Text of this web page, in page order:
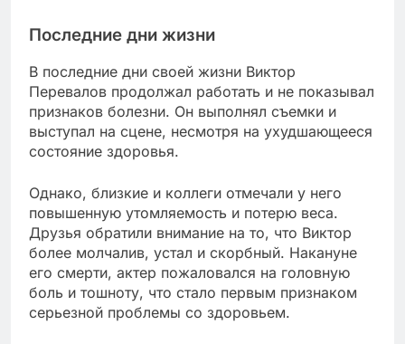
Последние дни жизни
В последние дни своей жизни Виктор
Перевалов продолжал работать и не показывал
признаков болезни. Он выполнял съемки и
выступал на сцене, несмотря на ухудшающееся
состояние здоровья.
Однако, близкие и коллеги отмечали у него
повышенную утомляемость и потерю веса.
Друзья обратили внимание на то, что Виктор
более молчалив, устал и скорбный. Накануне
его смерти, актер пожаловался на головную
боль и тошноту, что стало первым признаком
серьезной проблемы со здоровьем.